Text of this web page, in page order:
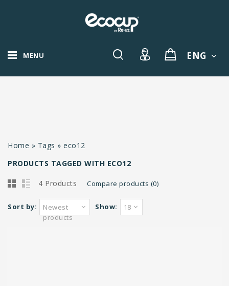
MENU ENG
Home » Tags » eco12
PRODUCTS TAGGED WITH ECO12
4 Products Compare products (0)
Sort by:
Newest
products
Show: 18